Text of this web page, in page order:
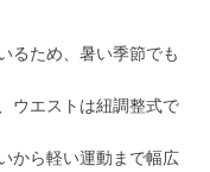
るため、暑い季節でも
ウエストは紐調整式で
から軽い運動まで幅広